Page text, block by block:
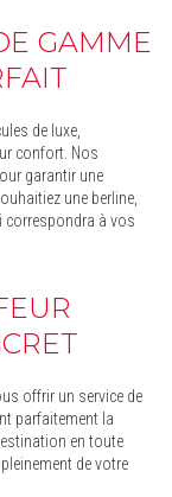
GAMME
de luxe,
confort. Nos
garantir une
une berline,
correspondra à vos
offrir un service de
parfaitement la
en toute
de votre